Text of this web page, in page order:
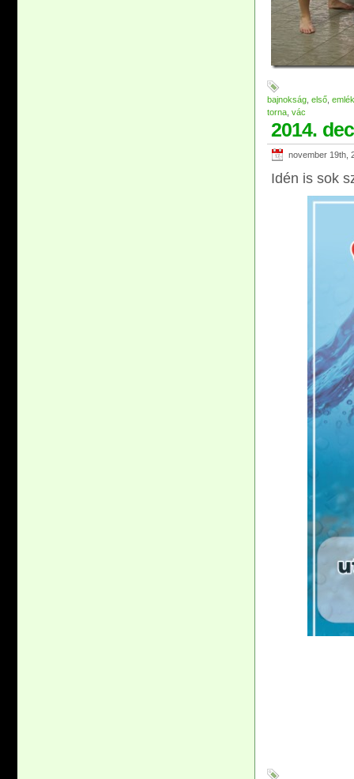
bajnokság első emlék
torna vác
2014.
november 19th,
Idén is sok